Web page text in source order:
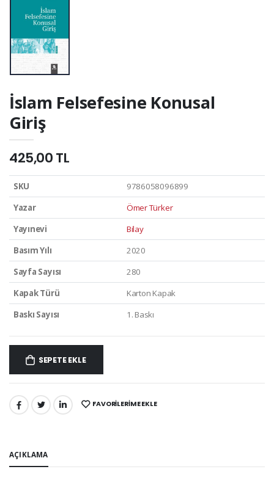
İslam Felsefesine Konusal
Giriş
425,00 TL
SKU
9786058096899
Yazar
Ömer Türker
Yayınevi
Bilay
Basım Yılı
2020
Sayfa Sayısı
280
Kapak Türü
Karton Kapak
Baskı Sayısı
1. Baskı
SEPETE EKLE
PAYLAŞ: FAVORILERIME EKLE
AÇIKLAMA